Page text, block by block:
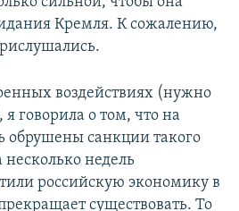
Кремля. К сожалению,
воздействиях (нужно
говорила о том, что на
санкции такого
недель
российскую экономику в
существовать. То